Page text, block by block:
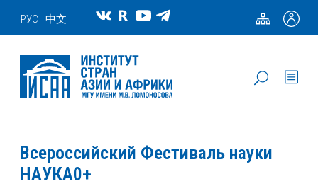
РУС 中文
Всероссийский Фестиваль науки
НАУКА0+